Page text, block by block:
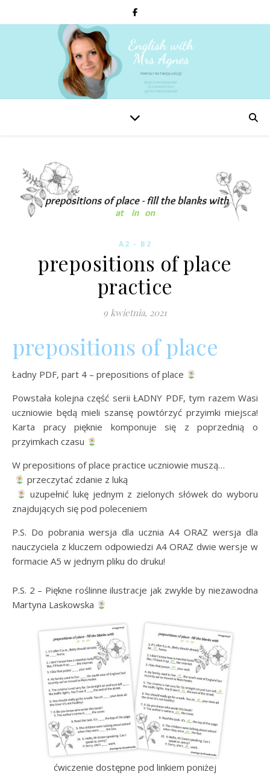
A2 - B2
prepositions of place
practice
9 kwietnia, 2021
prepositions of place
Ładny PDF, part 4 – prepositions of place
Powstała kolejna część serii ŁADNY PDF, tym razem Wasi
uczniowie będą mieli szansę powtórzyć przyimki miejsca!
Karta pracy pięknie komponuje się z poprzednią o
przyimkach czasu
W prepositions of place practice uczniowie muszą…
przeczytać zdanie z luką
uzupełnić lukę jednym z zielonych słówek do wyboru
znajdujących się pod poleceniem
P.S. Do pobrania wersja dla ucznia A4 ORAZ wersja dla
nauczyciela z kluczem odpowiedzi A4 ORAZ dwie wersje w
formacie A5 w jednym pliku do druku!
P.S. 2 – Piękne roślinne ilustracje jak zwykle by niezawodna
Martyna Laskowska
ćwiczenie dostępne pod linkiem poniżej